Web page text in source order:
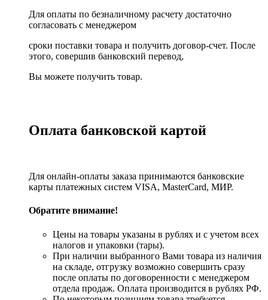
Для оплаты по безналичному расчету достаточно
согласовать с менеджером
сроки поставки товара и получить договор-счет. После
этого, совершив банковский перевод,
Вы можете получить товар.
Оплата банковской картой
Для онлайн-оплаты заказа принимаются банковские
карты платежных систем VISA, MasterСard, МИР.
Обратите внимание!
Цены на товары указаны в рублях и с учетом всех
налогов и упаковки (тары).
При наличии выбранного Вами товара из наличия
на складе, отгрузку возможно совершить сразу
после оплаты по договоренности с менеджером
отдела продаж. Оплата производится в рублях РФ.